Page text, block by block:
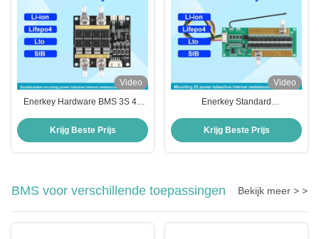
Video
Enerkey Hardware BMS 3S 4S
LiFePO4 batterij PCB met balans
Krijg Beste Prijs
Video
Enerkey Standard
10A-80A Peak 150A met NTC en
Balancing Cell Hardware BMS
Krijg Beste Prijs
BMS voor verschillende toepassingen Bekijk meer > >